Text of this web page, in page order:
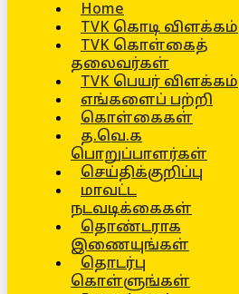
Home
TVK கொடி விளக்கம்
TVK கொள்கைத்
தலைவர்கள்
TVK பெயர் விளக்கம்
எங்களைப் பற்றி
கொள்கைகள்
த.வெ.க
பொறுப்பாளர்கள்
செய்திக்குறிப்பு
மாவட்ட
நடவடிக்கைகள்
தொண்டராக
இணையுங்கள்
தொடர்பு
கொள்ளுங்கள்